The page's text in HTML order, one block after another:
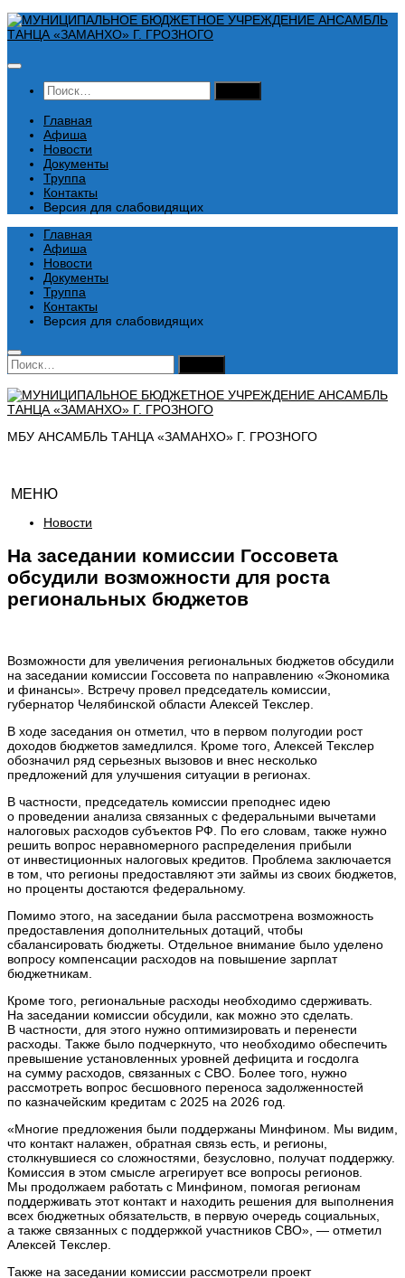
Перейти
к
Найти:
Главная
Афиша
Новости
Документы
Труппа
Контакты
Версия для слабовидящих
Главная
Афиша
Новости
Документы
Труппа
Контакты
Версия для слабовидящих
Найти:
МБУ АНСАМБЛЬ ТАНЦА «ЗАМАНХО» Г. ГРОЗНОГО
МЕНЮ
Новости
На заседании комиссии Госсовета
обсудили возможности для роста
региональных бюджетов
Возможности для увеличения региональных бюджетов обсудили
на заседании комиссии Госсовета по направлению «Экономика
и финансы». Встречу провел председатель комиссии,
губернатор Челябинской области Алексей Текслер.
В ходе заседания он отметил, что в первом полугодии рост
доходов бюджетов замедлился. Кроме того, Алексей Текслер
обозначил ряд серьезных вызовов и внес несколько
предложений для улучшения ситуации в регионах.
В частности, председатель комиссии преподнес идею
о проведении анализа связанных с федеральными вычетами
налоговых расходов субъектов РФ. По его словам, также нужно
решить вопрос неравномерного распределения прибыли
от инвестиционных налоговых кредитов. Проблема заключается
в том, что регионы предоставляют эти займы из своих бюджетов,
но проценты достаются федеральному.
Помимо этого, на заседании была рассмотрена возможность
предоставления дополнительных дотаций, чтобы
сбалансировать бюджеты. Отдельное внимание было уделено
вопросу компенсации расходов на повышение зарплат
бюджетникам.
Кроме того, региональные расходы необходимо сдерживать.
На заседании комиссии обсудили, как можно это сделать.
В частности, для этого нужно оптимизировать и перенести
расходы. Также было подчеркнуто, что необходимо обеспечить
превышение установленных уровней дефицита и госдолга
на сумму расходов, связанных с СВО. Более того, нужно
рассмотреть вопрос бесшовного переноса задолженностей
по казначейским кредитам с 2025 на 2026 год.
«Многие предложения были поддержаны Минфином. Мы видим,
что контакт налажен, обратная связь есть, и регионы,
столкнувшиеся со сложностями, безусловно, получат поддержку.
Комиссия в этом смысле агрегирует все вопросы регионов.
Мы продолжаем работать с Минфином, помогая регионам
поддерживать этот контакт и находить решения для выполнения
всех бюджетных обязательств, в первую очередь социальных,
а также связанных с поддержкой участников СВО», — отметил
Алексей Текслер.
Также на заседании комиссии рассмотрели проект